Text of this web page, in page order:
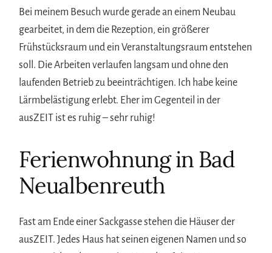
Bei meinem Besuch wurde gerade an einem Neubau
gearbeitet, in dem die Rezeption, ein größerer
Frühstücksraum und ein Veranstaltungsraum entstehen
soll. Die Arbeiten verlaufen langsam und ohne den
laufenden Betrieb zu beeinträchtigen. Ich habe keine
Lärmbelästigung erlebt. Eher im Gegenteil in der
ausZEIT ist es ruhig – sehr ruhig!
Ferienwohnung in Bad
Neualbenreuth
Fast am Ende einer Sackgasse stehen die Häuser der
ausZEIT. Jedes Haus hat seinen eigenen Namen und so